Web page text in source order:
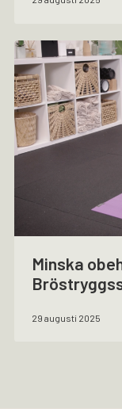
Minska
29 augusti 2025